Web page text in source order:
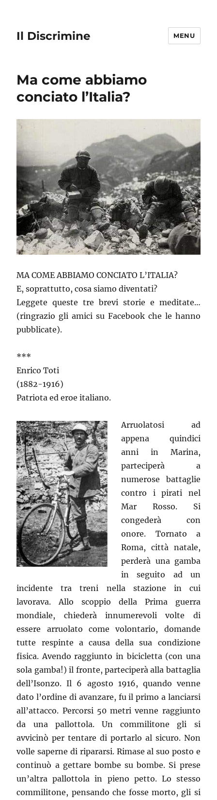
Il Discrimine MENU
Ma come abbiamo
conciato l’Italia?
MA COME ABBIAMO CONCIATO L’ITALIA?
E, soprattutto, cosa siamo diventati?
Leggete queste tre brevi storie e meditate…
(ringrazio gli amici su Facebook che le hanno
pubblicate).
***
Enrico Toti
(1882-1916)
Patriota ed eroe italiano.
Arruolatosi ad
appena quindici
anni in Marina,
parteciperà a
numerose battaglie
contro i pirati nel
Mar Rosso. Si
congederà con
onore. Tornato a
Roma, città natale,
perderà una gamba
in seguito ad un
incidente tra treni nella stazione in cui
lavorava. Allo scoppio della Prima guerra
mondiale, chiederà innumerevoli volte di
essere arruolato come volontario, domande
tutte respinte a causa della sua condizione
fisica. Avendo raggiunto in bicicletta (con una
sola gamba!) il fronte, parteciperà alla battaglia
dell’Isonzo. Il 6 agosto 1916, quando venne
dato l’ordine di avanzare, fu il primo a lanciarsi
all’attacco. Percorsi 50 metri venne raggiunto
da una pallottola. Un commilitone gli si
avvicinò per tentare di portarlo al sicuro. Non
volle saperne di ripararsi. Rimase al suo posto e
continuò a gettare bombe su bombe. Si prese
un’altra pallottola in pieno petto. Lo stesso
commilitone, pensando che fosse morto, gli si